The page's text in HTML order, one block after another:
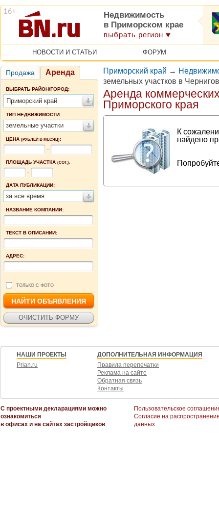
Недвижимость
в Приморском крае
выбрать регион
НОВОСТИ И СТАТЬИ ФОРУМ
Продажа Аренда
ВЫБРАТЬ РАЙОН/ГОРОД:
Приморский край
ТИП НЕДВИЖИМОСТИ:
земельные участки
ЦЕНА (РУБЛЕЙ В МЕСЯЦ):
-
ПЛОЩАДЬ УЧАСТКА (СОТ.):
-
ДАТА ПУБЛИКАЦИИ:
за все время
НАЗВАНИЕ КОМПАНИИ:
ТЕКСТ В ОПИСАНИИ:
АДРЕС:
ТОЛЬКО С ФОТО
Приморский край →
земельных участков в
Аренда
Приморского края
К
найдено
НАШИ ПРОЕКТЫ
Prian.ru
ДОПОЛНИТЕЛЬНАЯ ИНФОРМАЦИЯ
Правила перепечатки
Реклама на сайте
Обратная связь
Контакты
С проектными декларациями можно
ознакомиться
в офисах и на сайтах застройщиков
Пользовательское
Согласие на
данных